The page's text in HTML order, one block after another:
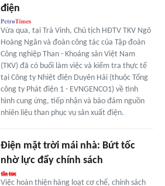
điện
Vừa qua, tại Trà Vinh, Chủ tịch HĐTV TKV Ngô
Hoàng Ngân và đoàn công tác của Tập đoàn
Công nghiệp Than - Khoáng sản Việt Nam
(TKV) đã có buổi làm việc và kiểm tra thực tế
tại Công ty Nhiệt điện Duyên Hải (thuộc Tổng
công ty Phát điện 1 - EVNGENCO1) về tình
hình cung ứng, tiếp nhận và bảo đảm nguồn
nhiên liệu than phục vụ sản xuất điện.
Điện mặt trời mái nhà: Bứt tốc
nhờ lực đẩy chính sách
Việc hoàn thiện hàng loạt cơ chế, chính sách